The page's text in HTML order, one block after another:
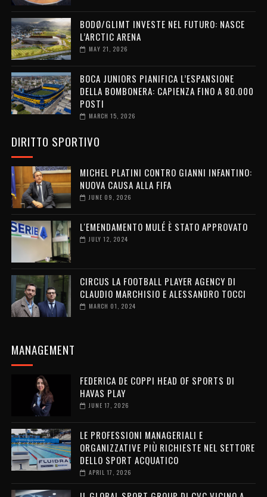
BODØ/GLIMT INVESTE NEL FUTURO: NASCE
L’ARCTIC ARENA
MAY 21, 2026
BOCA JUNIORS PIANIFICA L’ESPANSIONE
DELLA BOMBONERA: CAPIENZA FINO A 80.000
POSTI
MARCH 15, 2026
DIRITTO SPORTIVO
MICHEL PLATINI CONTRO GIANNI INFANTINO:
NUOVA CAUSA ALLA FIFA
JUNE 09, 2026
L'EMENDAMENTO MULÉ È STATO APPROVATO
JULY 12, 2024
CIRCUS LA FOOTBALL PLAYER AGENCY DI
CLAUDIO MARCHISIO E ALESSANDRO TOCCI
MARCH 01, 2024
MANAGEMENT
FEDERICA DE COPPI HEAD OF SPORTS DI
HAVAS PLAY
JUNE 17, 2026
LE PROFESSIONI MANAGERIALI E
ORGANIZZATIVE PIÙ RICHIESTE NEL SETTORE
DELLO SPORT ACQUATICO
APRIL 17, 2026